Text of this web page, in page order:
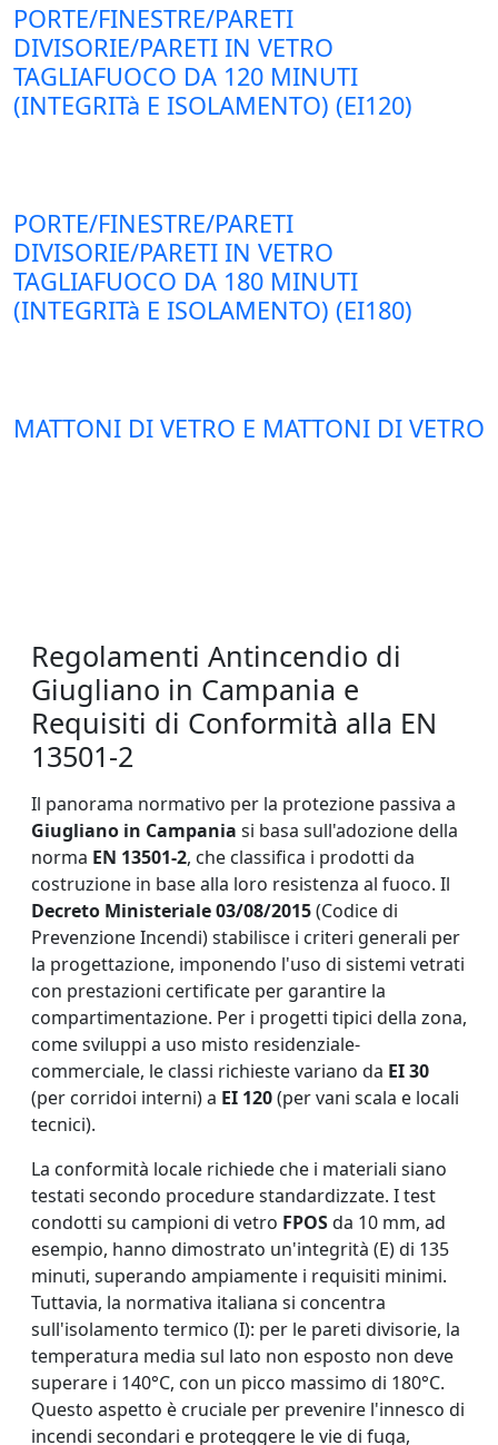
PORTE/FINESTRE/PARETI
DIVISORIE/PARETI IN VETRO
TAGLIAFUOCO DA 120 MINUTI
(INTEGRITà E ISOLAMENTO) (EI120)
PORTE/FINESTRE/PARETI
DIVISORIE/PARETI IN VETRO
TAGLIAFUOCO DA 180 MINUTI
(INTEGRITà E ISOLAMENTO) (EI180)
MATTONI DI VETRO E MATTONI DI VETRO
Regolamenti Antincendio di
Giugliano in Campania e
Requisiti di Conformità alla EN
13501-2
Il panorama normativo per la protezione passiva a
Giugliano in Campania si basa sull'adozione della
norma EN 13501-2, che classifica i prodotti da
costruzione in base alla loro resistenza al fuoco. Il
Decreto Ministeriale 03/08/2015(Codice di
Prevenzione Incendi) stabilisce i criteri generali per
la progettazione, imponendo l'uso di sistemi vetrati
con prestazioni certificate per garantire la
compartimentazione. Per i progetti tipici della zona,
come sviluppi a uso misto residenziale-
commerciale, le classi richieste variano da EI 30
(per corridoi interni) a EI 120(per vani scala e locali
tecnici).
La conformità locale richiede che i materiali siano
testati secondo procedure standardizzate. I test
condotti su campioni di vetro FPOSda 10 mm, ad
esempio, hanno dimostrato un'integrità (E) di 135
minuti, superando ampiamente i requisiti minimi.
Tuttavia, la normativa italiana si concentra
sull'isolamento termico (I): per le pareti divisorie, la
temperatura media sul lato non esposto non deve
superare i 140°C, con un picco massimo di 180°C.
Questo aspetto è cruciale per prevenire l'innesco di
incendi secondari e proteggere le vie di fuga,